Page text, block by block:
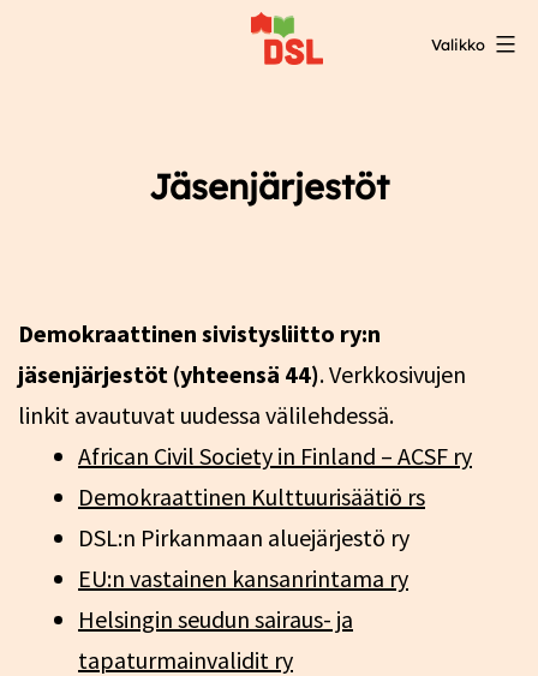
Valikko
Jäsenjärjestöt
Demokraattinen sivistysliitto ry:n
jäsenjärjestöt (yhteensä 44). Verkkosivujen
linkit avautuvat uudessa välilehdessä.
African Civil Society in Finland – ACSF ry
Demokraattinen Kulttuurisäätiö rs
DSL:n Pirkanmaan aluejärjestö ry
EU:n vastainen kansanrintama ry
Helsingin seudun sairaus- ja
tapaturmainvalidit ry